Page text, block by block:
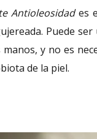
Antioleosidades
Puede
y no es
de la piel.